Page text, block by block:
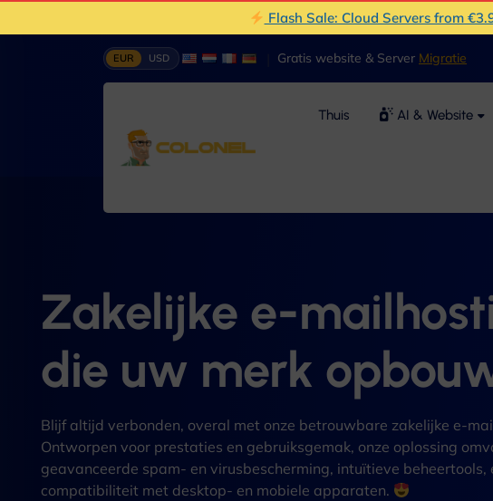
Flash Sale: Cloud Servers from
EUR USD Gratis website & Server Migratie
Thuis AI & Website
Zakelijke e-
die uw merk
Blijf altijd verbonden, overal met onze betrouwbare zakelijke e-
Ontworpen voor prestaties en gebruiksgemak, onze oplossing
geavanceerde spam- en virusbescherming, intuïtieve beheertools,
compatibiliteit met desktop- en mobiele apparaten.